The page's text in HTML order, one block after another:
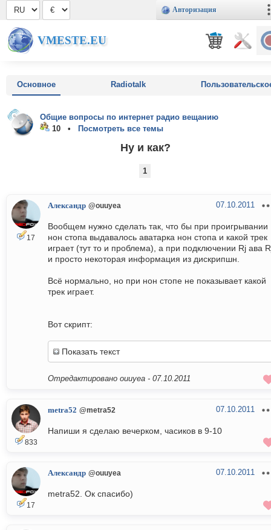
Авторизация
VMESTE.EU
Основное Radiotalk
Общие вопросы по интернет радио вещанию
10 •
Посмотреть все темы
Ну и как?
1
17
Александр @ouuyea 07.10.2011
Вообщем нужно сделать так, что бы при проигрывании
нон стопа выдавалось аватарка нон стопа и какой трек
играет (тут то и проблема), а при подключении Rj ава
и просто некоторая информация из дискрипшн.
Всё нормально, но при нон стопе не показывает какой
трек играет.
Вот скрипт:
Показать текст
Отредактировано ouuyea - 07.10.2011
833
metra52 @metra52 07.10.2011
Напиши я сделаю вечерком, часиков в 9-10
17
Александр @ouuyea 07.10.2011
metra52. Ок спасибо)